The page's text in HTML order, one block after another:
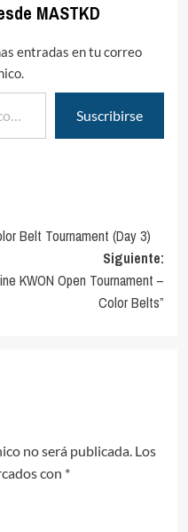
MASTKD
entradas en tu correo
Suscribirse
Belt Tournament (Day 3)
Siguiente:
KWON Open Tournament –
Color Belts”
no será publicada. Los
con *